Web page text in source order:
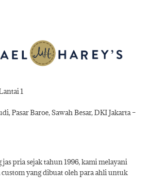
1
Pasar Baroe, Sawah Besar, DKI Jakarta –
pria sejak tahun 1996, kami melayani
yang dibuat oleh para ahli untuk